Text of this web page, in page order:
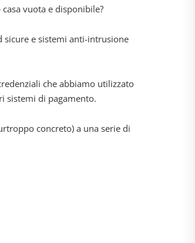
vuota e disponibile?
sicure e sistemi anti-intrusione
che abbiamo utilizzato
sistemi di pagamento.
concreto) a una serie di